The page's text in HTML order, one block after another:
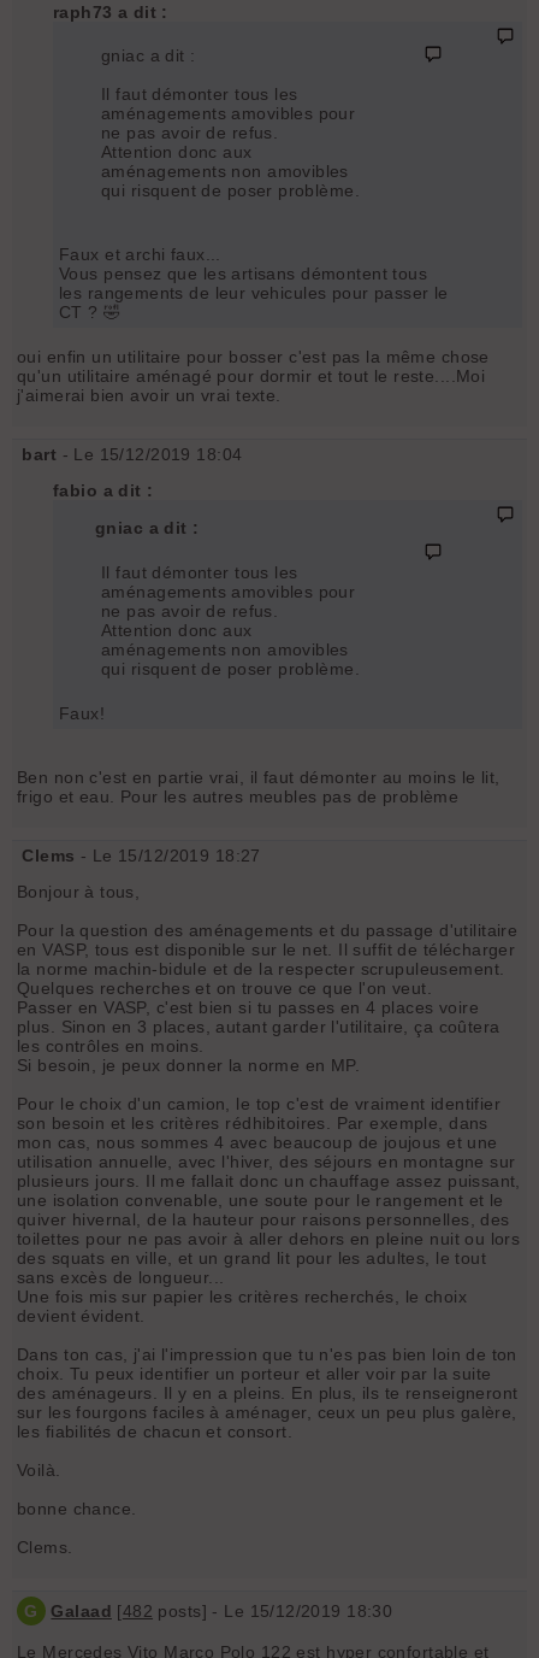
raph73 a dit :
gniac a dit :
Il faut démonter tous les
aménagements amovibles pour
ne pas avoir de refus.
Attention donc aux
aménagements non amovibles
qui risquent de poser problème.
Faux et archi faux...
Vous pensez que les artisans démontent tous
les rangements de leur vehicules pour passer le
CT ? 🤣
oui enfin un utilitaire pour bosser c'est pas la même chose
qu'un utilitaire aménagé pour dormir et tout le reste....Moi
j'aimerai bien avoir un vrai texte.
bart - Le 15/12/2019 18:04
fabio a dit :
gniac a dit :
Il faut démonter tous les
aménagements amovibles pour
ne pas avoir de refus.
Attention donc aux
aménagements non amovibles
qui risquent de poser problème.
Faux!
Ben non c'est en partie vrai, il faut démonter au moins le lit,
frigo et eau. Pour les autres meubles pas de problème
Clems - Le 15/12/2019 18:27
Bonjour à tous,
Pour la question des aménagements et du passage d'utilitaire
en VASP, tous est disponible sur le net. Il suffit de télécharger
la norme machin-bidule et de la respecter scrupuleusement.
Quelques recherches et on trouve ce que l'on veut.
Passer en VASP, c'est bien si tu passes en 4 places voire
plus. Sinon en 3 places, autant garder l'utilitaire, ça coûtera
les contrôles en moins.
Si besoin, je peux donner la norme en MP.
Pour le choix d'un camion, le top c'est de vraiment identifier
son besoin et les critères rédhibitoires. Par exemple, dans
mon cas, nous sommes 4 avec beaucoup de joujous et une
utilisation annuelle, avec l'hiver, des séjours en montagne sur
plusieurs jours. Il me fallait donc un chauffage assez puissant,
une isolation convenable, une soute pour le rangement et le
quiver hivernal, de la hauteur pour raisons personnelles, des
toilettes pour ne pas avoir à aller dehors en pleine nuit ou lors
des squats en ville, et un grand lit pour les adultes, le tout
sans excès de longueur...
Une fois mis sur papier les critères recherchés, le choix
devient évident.
Dans ton cas, j'ai l'impression que tu n'es pas bien loin de ton
choix. Tu peux identifier un porteur et aller voir par la suite
des aménageurs. Il y en a pleins. En plus, ils te renseigneront
sur les fourgons faciles à aménager, ceux un peu plus galère,
les fiabilités de chacun et consort.
Voilà.
bonne chance.
Clems.
G Galaad [482 posts] - Le 15/12/2019 18:30
Le Mercedes Vito Marco Polo 122 est hyper confortable et